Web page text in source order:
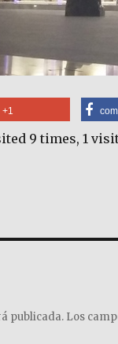
+1
9 times, 1
publicada. Los